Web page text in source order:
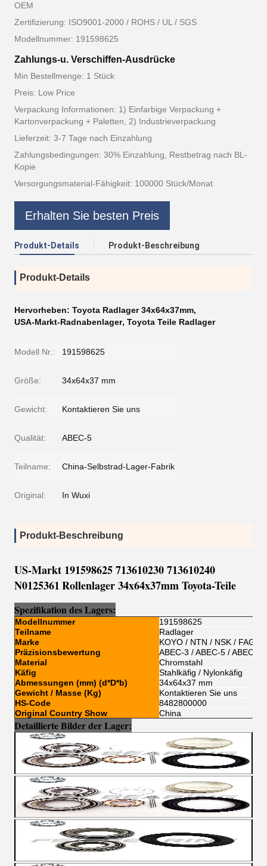
OEM
Zertifizierung: ISO9001-2000 / ROHS / UL / SGS
Modellnummer: 191598625
Zahlungs-u. Verschiffen-Ausdrücke
Min Bestellmenge: 1 Stück
Preis: Low Price
Verpackung Informationen: 1) Einfarbige Verpackung +
Kartonverpackung + Paletten, 2) Industrieverpackung
Lieferzeit: 3-7 Tage nach Einzahlung
Zahlungsbedingungen: 30% Einzahlung, Restbetrag nach BL-
Kopie
Versorgungsmaterial-Fähigkeit: 100000 Stück/Monat
Erhalten Sie besten Preis
Produkt-Details Produkt-Beschreibung
Produkt-Details
Hervorheben: Toyota Radlager 34x64x37mm,
USA-Markt-Radnabenlager, Toyota Teile Radlager
Modell Nr.: 191598625
Größe: 34x64x37 mm
Gewicht: Kontaktieren Sie uns
Qualität: ABEC-5
Teilname: China-Selbstrad-Lager-Fabrik
Original: In Wuxi
Produkt-Beschreibung
US-Markt 191598625 713610230 713610240
N0125361Rollenlager 34x64x37mm Toyota-Teile
Spezifikation des Lagers:
Modellnummer
191598625
Teilname
Radlager
Marke
KOYO / NTN / NSK / FAG /
Präzisionsbewertung
ABEC-3 / ABEC-5 / ABEC-7
Material
Chromstahl
Käfig
Stahlkäfig / Nylonkäfig
Abmessungen (mm) (d*D*b)
34x64x37 mm
Gewicht / Masse (Kg)
Kontaktieren Sie uns
HS-Code
8482800000
Original Country Show
China
Detaillierte Bilder der Lager: